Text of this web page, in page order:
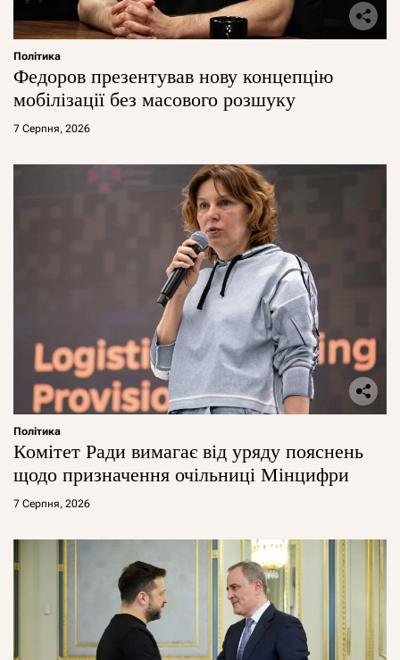
Політика
Федоров презентував нову концепцію
мобілізації без масового розшуку
7 Серпня, 2026
Політика
Комітет Ради вимагає від уряду пояснень
щодо призначення очільниці Мінцифри
7 Серпня, 2026